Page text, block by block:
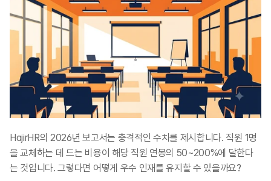
HajirHR의 2026년 보고서는 충격적인 수치를 제시합니다. 직원 1명
을 교체하는 데 드는 비용이 해당 직원 연봉의 50~200%에 달한다
는 것입니다. 그렇다면 어떻게 우수 인재를 유지할 수 있을까요?